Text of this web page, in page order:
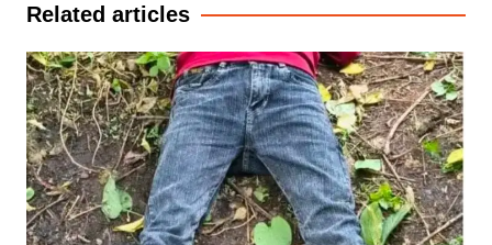
Related articles